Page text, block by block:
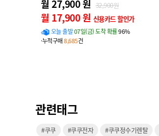
월 27,900 원 32,900원
월 17,900 원 신용카드 할인가
오늘 출발07일(금) 도착 확률96%
·누적구매8,685건
관련태그
#쿠쿠 #쿠쿠전자 #쿠쿠정수기렌탈